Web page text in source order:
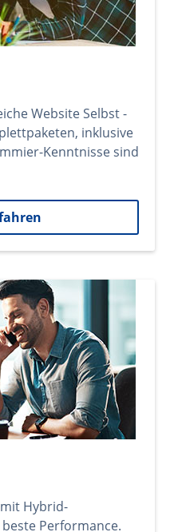
Website Selbst -
inklusive
Kenntnisse sind
Hybrid-
Performance.